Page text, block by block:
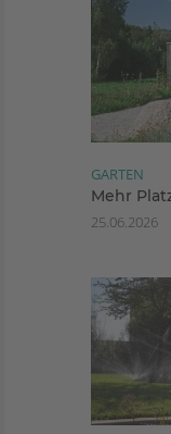
GARTEN
Mehr
25.06.2026